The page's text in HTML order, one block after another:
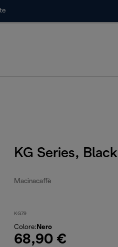
KG Series, Black
Macinacaffè
KG79
Colore: Nero
68,90 €